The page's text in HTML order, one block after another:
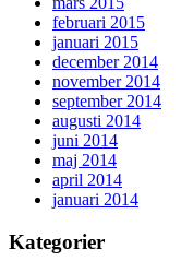
februari 2015
januari 2015
december 2014
november 2014
september 2014
augusti 2014
juni 2014
maj 2014
april 2014
januari 2014
Kategorier